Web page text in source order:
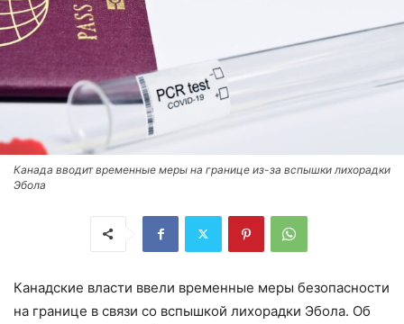
Канада вводит временные меры на границе из-за вспышки лихорадки
Эбола
Канадские власти ввели временные меры безопасности
на границе в связи со вспышкой лихорадки Эбола. Об